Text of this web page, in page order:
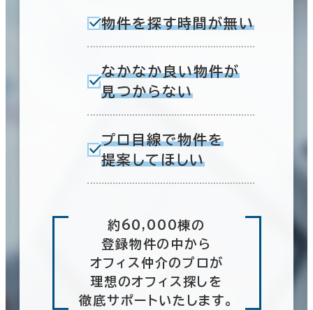
物件を探す時間が無い
なかなか良い物件が
見つからない
プロ目線で物件を
提案してほしい
約60,000棟の
登録物件の中から
オフィス仲介のプロが
理想のオフィス探しを
徹底サポートいたします。